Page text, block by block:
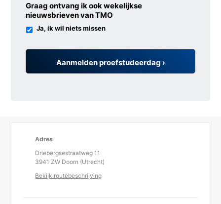
Graag ontvang ik ook wekelijkse
nieuwsbrieven van TMO
Ja, ik wil niets missen
Adres
Driebergsestraatweg 11
3941 ZW Doorn (Utrecht)
Bekijk routebeschrijving